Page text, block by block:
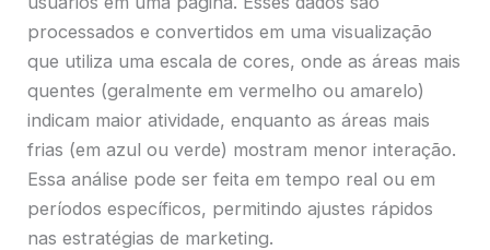
processados e convertidos em uma visualização
que utiliza uma escala de cores, onde as áreas mais
quentes (geralmente em vermelho ou amarelo)
indicam maior atividade, enquanto as áreas mais
frias (em azul ou verde) mostram menor interação.
Essa análise pode ser feita em tempo real ou em
períodos específicos, permitindo ajustes rápidos
nas estratégias de marketing.